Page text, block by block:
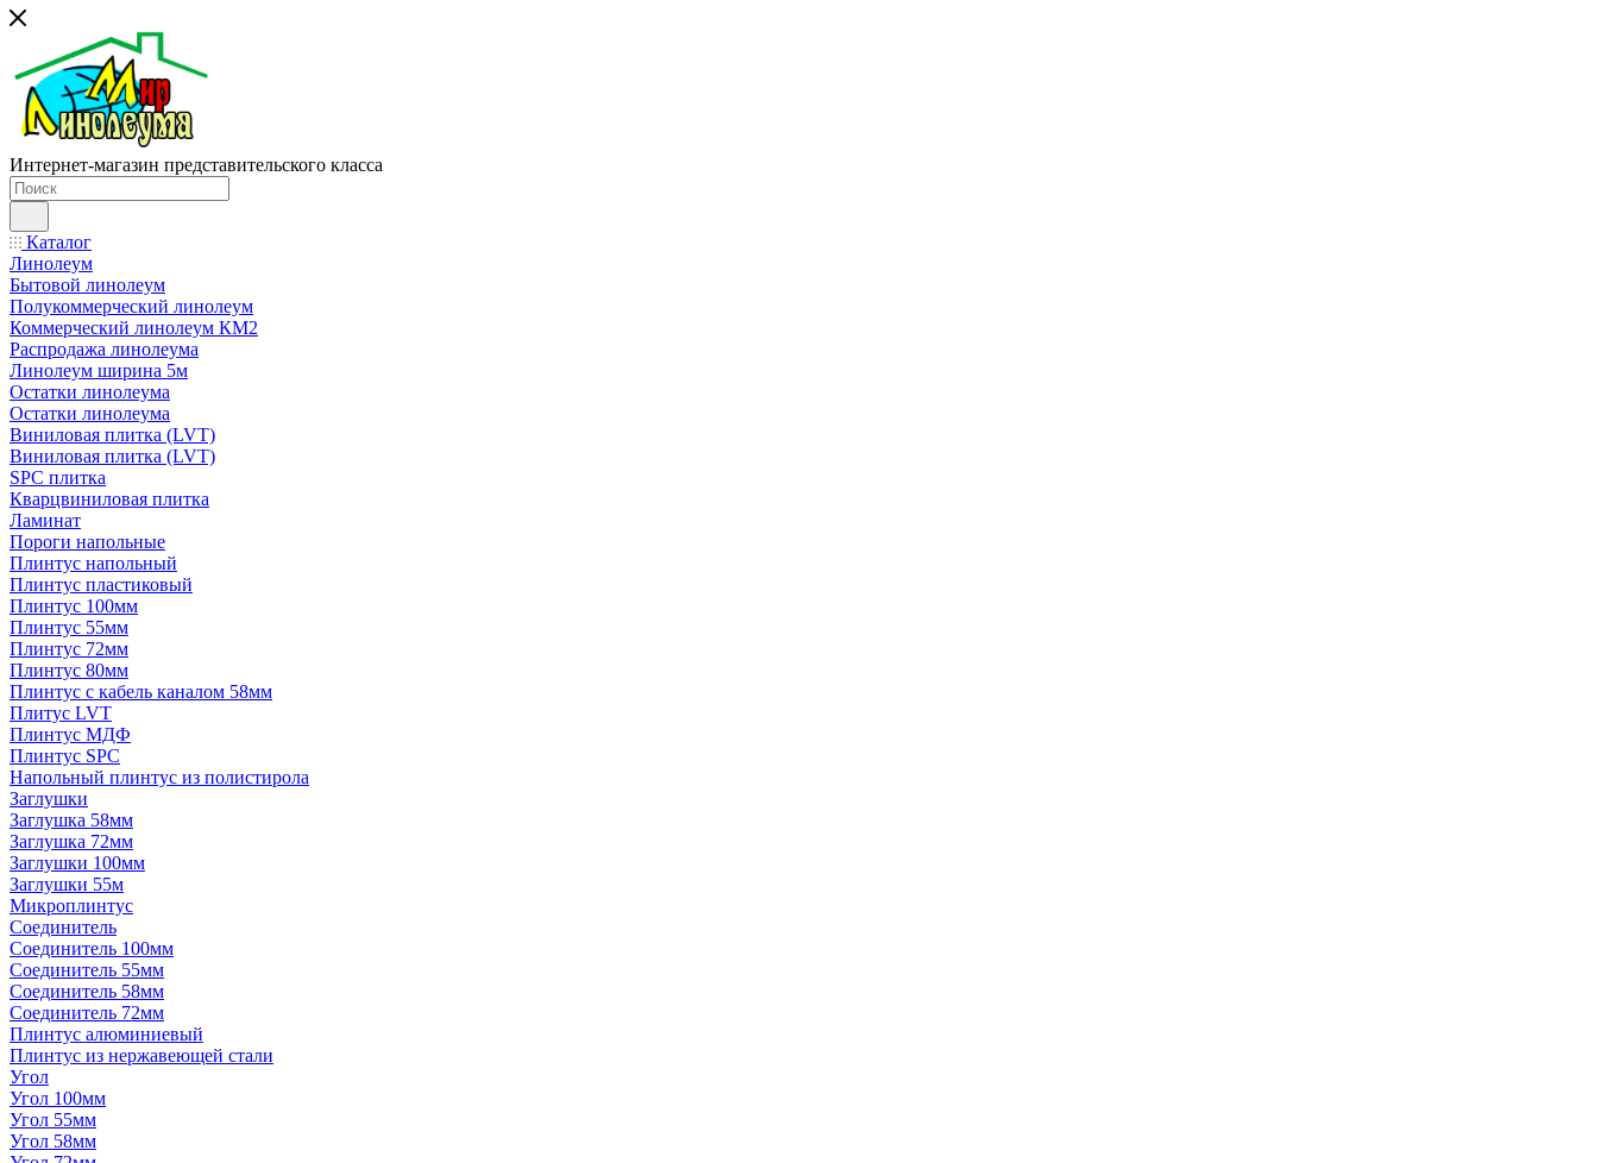
Интернет-магазин представительского класса
Каталог
Линолеум
Бытовой линолеум
Полукоммерческий линолеум
Коммерческий линолеум КМ2
Распродажа линолеума
Линолеум ширина 5м
Остатки линолеума
Остатки линолеума
Виниловая плитка (LVT)
Виниловая плитка (LVT)
SPC плитка
Кварцвиниловая плитка
Ламинат
Пороги напольные
Плинтус напольный
Плинтус пластиковый
Плинтус 100мм
Плинтус 55мм
Плинтус 72мм
Плинтус 80мм
Плинтус с кабель каналом 58мм
Плитус LVT
Плинтус МДФ
Плинтус SPC
Напольный плинтус из полистирола
Заглушки
Заглушка 58мм
Заглушка 72мм
Заглушки 100мм
Заглушки 55м
Микроплинтус
Соединитель
Соединитель 100мм
Соединитель 55мм
Соединитель 58мм
Соединитель 72мм
Плинтус алюминиевый
Плинтус из нержавеющей стали
Угол
Угол 100мм
Угол 55мм
Угол 58мм